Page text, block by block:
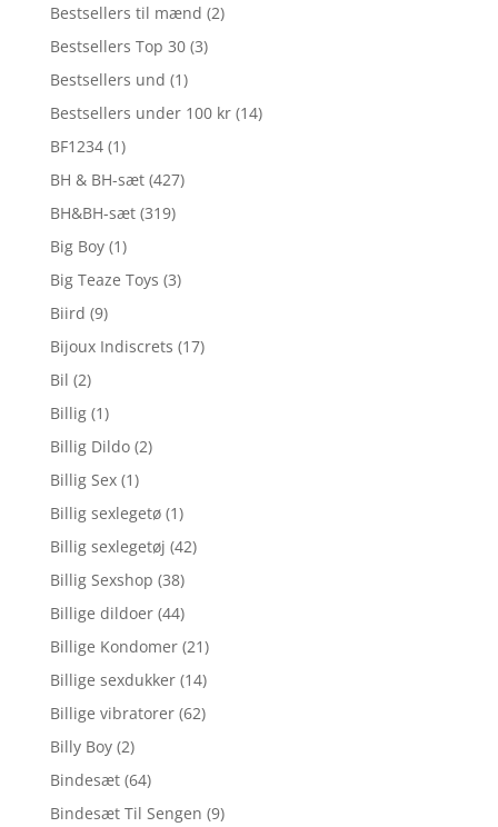
Bestsellers til mænd (2)
Bestsellers Top 30 (3)
Bestsellers und (1)
Bestsellers under 100 kr (14)
BF1234 (1)
BH & BH-sæt (427)
BH&BH-sæt (319)
Big Boy (1)
Big Teaze Toys (3)
Biird (9)
Bijoux Indiscrets (17)
Bil (2)
Billig (1)
Billig Dildo (2)
Billig Sex (1)
Billig sexlegetø (1)
Billig sexlegetøj (42)
Billig Sexshop (38)
Billige dildoer (44)
Billige Kondomer (21)
Billige sexdukker (14)
Billige vibratorer (62)
Billy Boy (2)
Bindesæt (64)
Bindesæt Til Sengen (9)